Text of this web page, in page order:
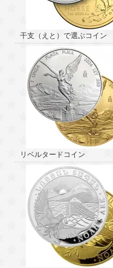
干支（えと）で選ぶコイン
リベルタードコイン